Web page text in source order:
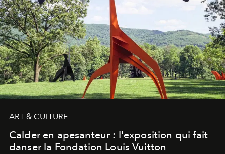
ART & CULTURE
Calder en apesanteur : l'exposition qui fait
danser la Fondation Louis Vuitton